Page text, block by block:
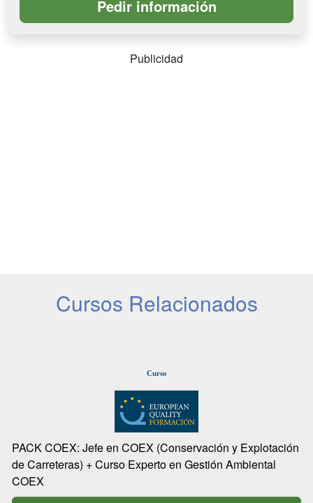
Publicidad
Cursos Relacionados
Curso
PACK COEX: Jefe en COEX (Conservación y Explotación
de Carreteras) + Curso Experto en Gestión Ambiental
COEX